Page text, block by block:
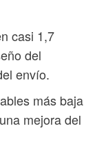
casi 1,7
del
envío.
más baja
mejora del